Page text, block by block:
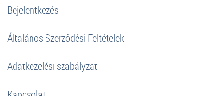
Bejelentkezés
Általános Szerződési Feltételek
Adatkezelési szabályzat